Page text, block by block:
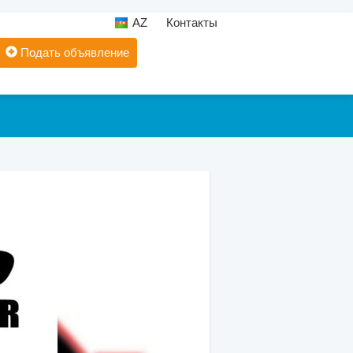
AZ Контакты
Подать объявление